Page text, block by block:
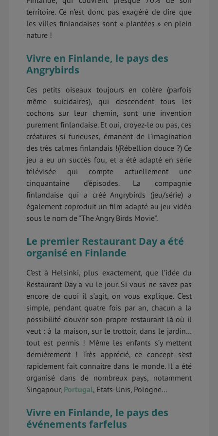
territoire. Ce n’est donc pas exagéré de dire que
les villes finlandaises sont « plantées » en plein
nature !
Vivre en Finlande, le pays des
Angrybirds
Ces petits oiseaux toujours en colère (parfois
même suicidaires), qui descendent tous les
cochons sur leur chemin, sont une invention
purement finlandaise. Et oui, croyez-le ou pas, ces
créatures si furieuses, émanent de l’imagination
des très calmes finlandais !(Rébellion douce ?) Ce
jeu a eu un succès fou, et a été adapté en série
télévisée qui compte actuellement une
cinquantaine d’épisodes. La compagnie
finlandaise qui a créé Angrybirds (jeu/série) a
également coproduit un film adapté au jeu vidéo
sous le nom de "The Angry Birds Movie".
Le premier Restaurant Day a été
organisé en Finlande
C’est à Helsinki, plus exactement, que l’idée du
Restaurant Day a vu le jour. Si vous ne savez pas
encore de quoi il s’agit, on vous explique. C’est
simple, pendant quatre fois par an, chacun a la
possibilité d’ouvrir son propre restaurant là où il
veut : à la maison, sur le trottoir, dans le jardin…
tout est permis ! Même les enfants s’y mettent
dernièrement ! Très apprécié, ce concept s’est
rapidement fait connaitre dans le monde. Il a été
organisé dans de nombreux pays, notamment
Singapour, Portugal, Etats-Unis, Pologne…
Vivre en Finlande, le pays des
événements farfelus